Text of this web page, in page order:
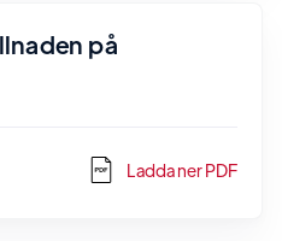
på
Ladda ner PDF